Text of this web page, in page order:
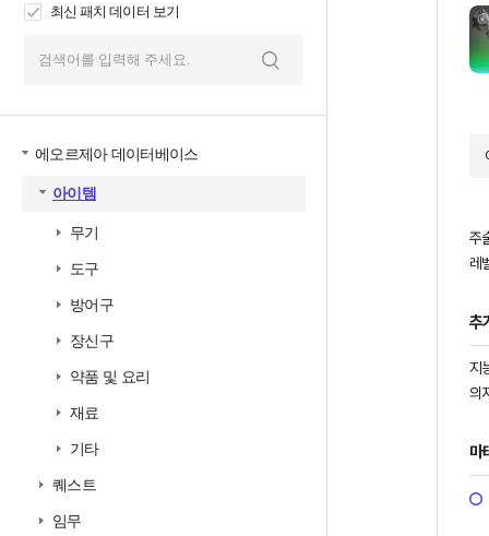
최신 패치 데이터 보기
에오르제아 데이터베이스
아이템
무기
도구
방어구
장신구
약품 및 요리
재료
기타
퀘스트
임무
주
레
추
지
의
마